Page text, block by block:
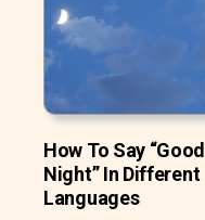
How To Say “Good
Night” In Different
Languages